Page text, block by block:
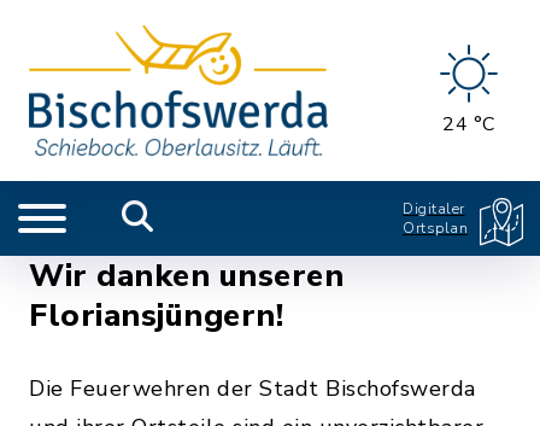
24 °C
Digitaler
Ortsplan
Wir danken unseren
Floriansjüngern!
Die Feuerwehren der Stadt Bischofswerda